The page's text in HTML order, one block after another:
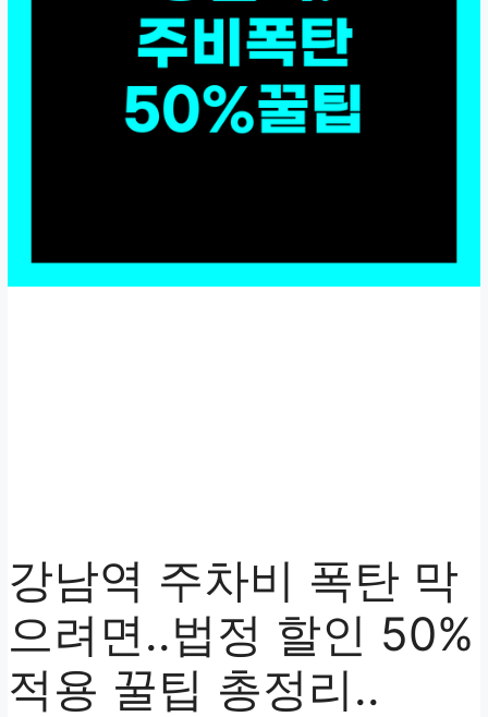
강남역 주차비 폭탄 막
으려면..법정 할인 50%
적용 꿀팁 총정리..